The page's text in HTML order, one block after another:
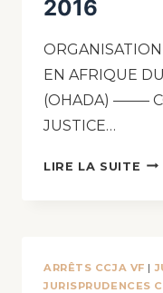
2016
EN AFRIQUE
(OHADA) ——–
JUSTICE…
LIRE LA SUITE
ARRÊTS CCJA VF |
JURISPRUDENCES